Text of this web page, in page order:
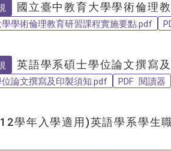
國立臺中教育大學學術倫理
學術倫理教育研習課程實施要點.pdf
英語學系碩士學位論文撰寫
論文撰寫及印製須知.pdf PDF 閱讀器
學年入學適用)英語學系學生